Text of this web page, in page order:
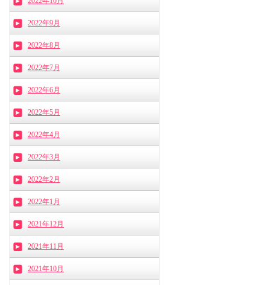
2022年9月
2022年8月
2022年7月
2022年6月
2022年5月
2022年4月
2022年3月
2022年2月
2022年1月
2021年12月
2021年11月
2021年10月